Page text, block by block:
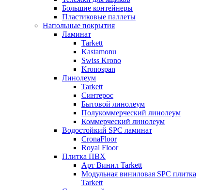
Большие контейнеры
Пластиковые паллеты
Напольные покрытия
Ламинат
Tarkett
Kastamonu
Swiss Krono
Kronospan
Линолеум
Tarkett
Синтерос
Бытовой линолеум
Полукоммерческий линолеум
Коммерческий линолеум
Водостойкий SPC ламинат
CronaFloor
Royal Floor
Плитка ПВХ
Арт Винил Tarkett
Модульная виниловая SPC плитка
Tarkett